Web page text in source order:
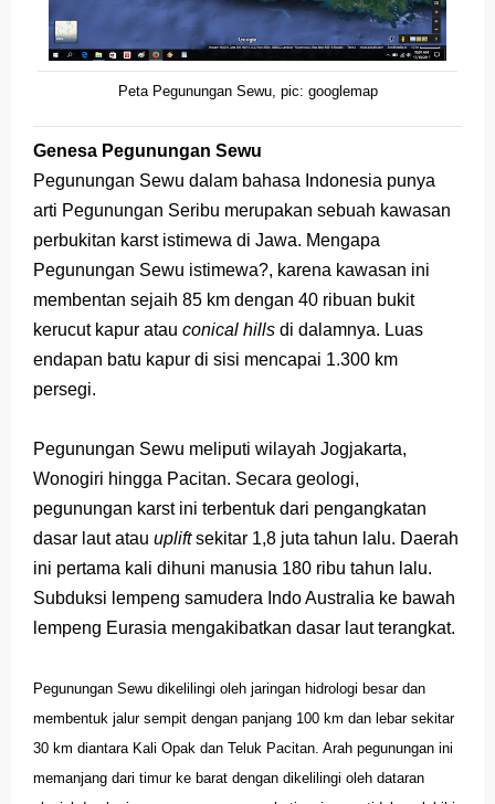
Peta Pegunungan Sewu, pic: googlemap
Genesa Pegunungan Sewu
Pegunungan Sewu dalam bahasa Indonesia punya
arti Pegunungan Seribu merupakan sebuah kawasan
perbukitan karst istimewa di Jawa. Mengapa
Pegunungan Sewu istimewa?, karena kawasan ini
membentan sejaih 85 km dengan 40 ribuan bukit
kerucut kapur atau conical hills di dalamnya. Luas
endapan batu kapur di sisi mencapai 1.300 km
persegi.
Pegunungan Sewu meliputi wilayah Jogjakarta,
Wonogiri hingga Pacitan. Secara geologi,
pegunungan karst ini terbentuk dari pengangkatan
dasar laut atau upliftsekitar 1,8 juta tahun lalu. Daerah
ini pertama kali dihuni manusia 180 ribu tahun lalu.
Subduksi lempeng samudera Indo Australia ke bawah
lempeng Eurasia mengakibatkan dasar laut terangkat.
Pegunungan Sewu dikelilingi oleh jaringan hidrologi besar dan
membentuk jalur sempit dengan panjang 100 km dan lebar sekitar
30 km diantara Kali Opak dan Teluk Pacitan. Arah pegunungan ini
memanjang dari timur ke barat dengan dikelilingi oleh dataran